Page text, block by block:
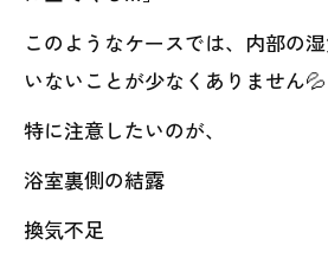
このようなケースでは、内部の
いないことが少なくありません💦
特に注意したいのが、
浴室裏側の結露
換気不足